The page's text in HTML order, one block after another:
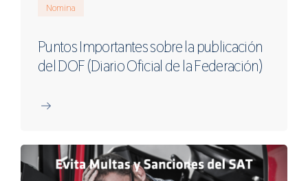
Nomina
Puntos Importantes sobre la publicación
del DOF (Diario Oficial de la Federación)